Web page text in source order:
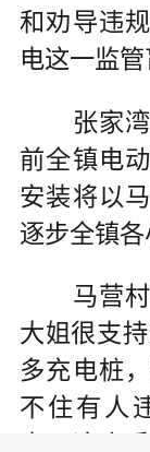
和劝导违
电这一监管
张家湾
前全镇电
安装将以
逐步全镇各
马营村
大姐很支
多充电桩
不住有人